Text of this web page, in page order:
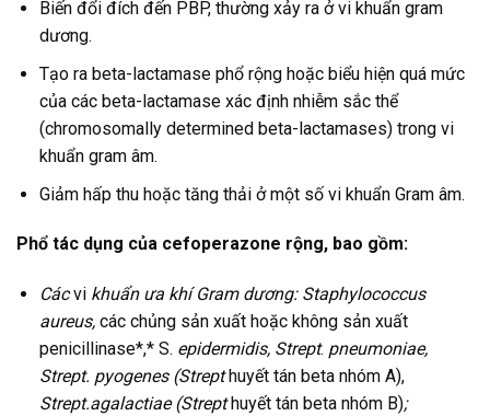
Biến đổi đích đến PBP, thường xảy ra ở vi khuẩn gram
dương.
Tạo ra beta-lactamase phổ rộng hoặc biểu hiện quá mức
của các beta-lactamase xác định nhiễm sắc thể
(chromosomally determined beta-lactamases) trong vi
khuẩn gram âm.
Giảm hấp thu hoặc tăng thải ở một số vi khuẩn Gram âm.
Phổ tác dụng của cefoperazone rộng, bao gồm:
Cácvi khuẩn ưa khí Gram dương: Staphylococcus
aureus,các chủng sản xuất hoặc không sản xuất
penicillinase*,* S. epidermidis, Strept. pneumoniae,
Strept. pyogenes (Strepthuyết tán beta nhóm A),
Strept.agalactiae (Strepthuyết tán beta nhóm B);